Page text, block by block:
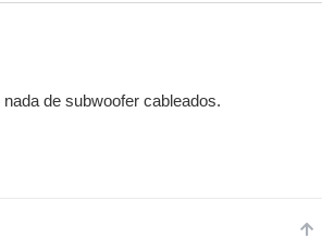
de subwoofer cableados.